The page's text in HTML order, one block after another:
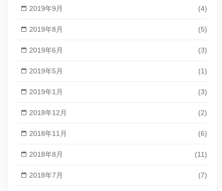
2019年9月 (4)
2019年8月 (5)
2019年6月 (3)
2019年5月 (1)
2019年1月 (3)
2018年12月 (2)
2018年11月 (6)
2018年8月 (11)
2018年7月 (7)